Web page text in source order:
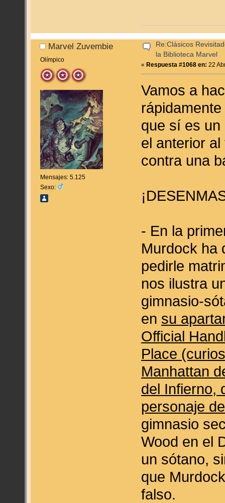
Marvel Zuvembie
Olímpico
Mensajes: 5.125
Sexo:
Re:Clásicos
la Biblioteca Marvel
« Respuesta #1068 en: 22
Vamos a
que sí es un
el anterior
contra una
- En la
Murdock ha
pedirle
nos ilustra
gimnasio-
en su
Official
Place
Manhattan
del Infierno,
personaje
gimnasio
Wood en el
un sótano,
que
falso.